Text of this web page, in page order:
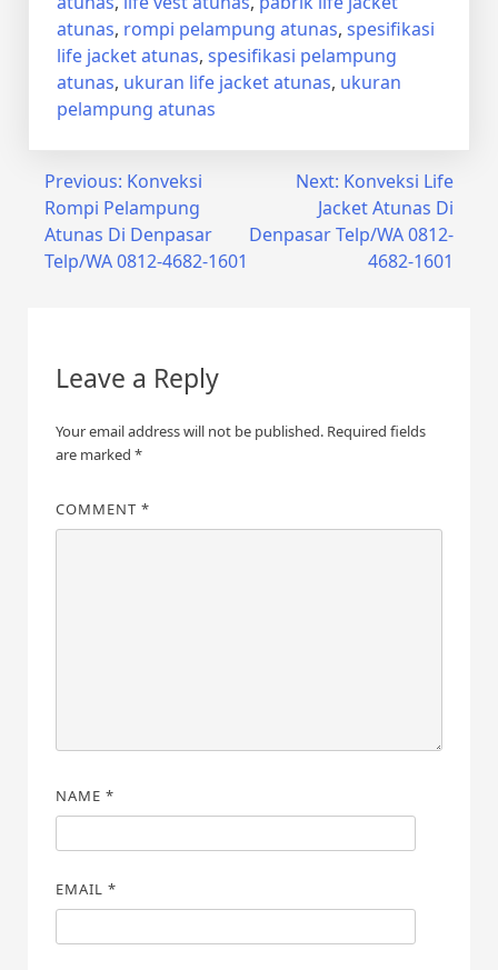
atunas, rompi pelampung atunas, spesifikasi
life jacket atunas, spesifikasi pelampung
atunas, ukuran life jacket atunas, ukuran
pelampung atunas
Post
navigation
Previous: Konveksi
Rompi Pelampung
Atunas Di Denpasar
Telp/WA 0812-4682-1601
Next: Konveksi Life
Jacket Atunas Di
Denpasar Telp/WA 0812-
4682-1601
Leave a Reply
Your email address will not be published. Required fields
are marked *
COMMENT *
NAME *
EMAIL *